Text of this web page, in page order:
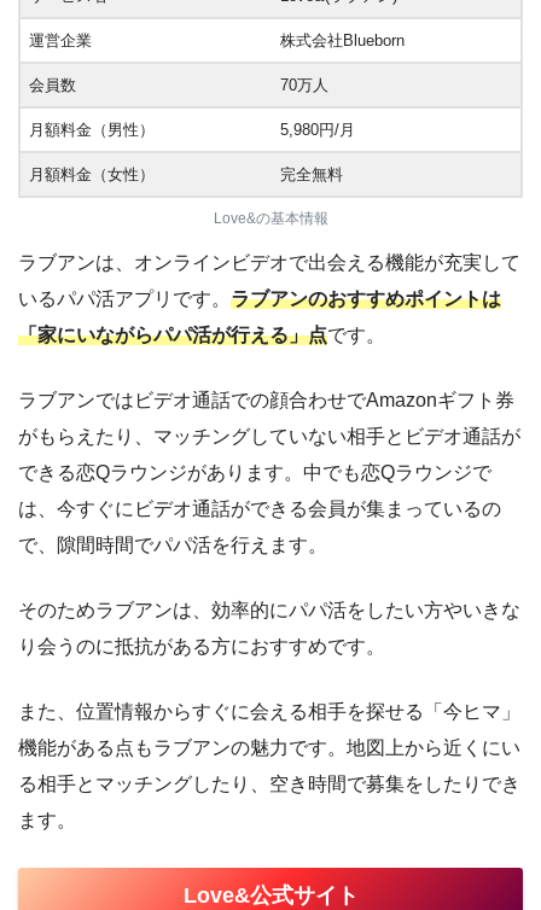
運営企業 株式会社Blueborn
会員数 70万人
月額料金（男性） 5,980円/月
月額料金（女性） 完全無料
Love&の基本情報
ラブアンは、オンラインビデオで出会える機能が充実して
いるパパ活アプリです。 ラブアンのおすすめポイントは
「家にいながらパパ活が行える」点です。
ラブアンではビデオ通話での顔合わせでAmazonギフト券
がもらえたり、マッチングしていない相手とビデオ通話が
できる恋Qラウンジがあります。中でも恋Qラウンジで
は、今すぐにビデオ通話ができる会員が集まっているの
で、隙間時間でパパ活を行えます。
そのためラブアンは、効率的にパパ活をしたい方やいきな
り会うのに抵抗がある方におすすめです。
また、位置情報からすぐに会える相手を探せる「今ヒマ」
機能がある点もラブアンの魅力です。地図上から近くにい
る相手とマッチングしたり、空き時間で募集をしたりでき
ます。
Love&公式サイト